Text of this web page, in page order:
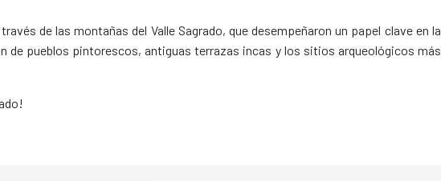
de las montañas del Valle Sagrado, que desempeñaron un papel clave en la
de pueblos pintorescos, antiguas terrazas incas y los sitios arqueológicos más